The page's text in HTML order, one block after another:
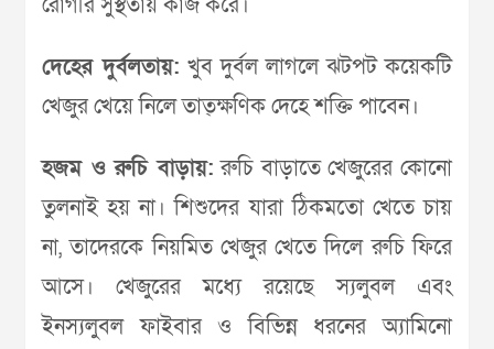
দেহের দুর্বলতায়: খুব দুর্বল লাগলে ঝটপট কয়েকটি
খেজুর খেয়ে নিলে তাত্ক্ষণিক দেহে শক্তি পাবেন।
হজম ও রুচি বাড়ায়: রুচি বাড়াতে খেজুরের কোনো
তুলনাই হয় না। শিশুদের যারা ঠিকমতো খেতে চায়
না, তাদেরকে নিয়মিত খেজুর খেতে দিলে রুচি ফিরে
আসে। খেজুরের মধ্যে রয়েছে স্যলুবল এবং
ইনস্যলুবল ফাইবার ও বিভিন্ন ধরনের অ্যামিনো